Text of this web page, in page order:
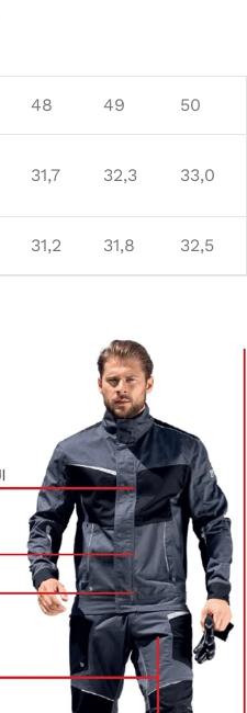
48 49 50
31,7 32,3 33,0
31,2 31,8 32,5